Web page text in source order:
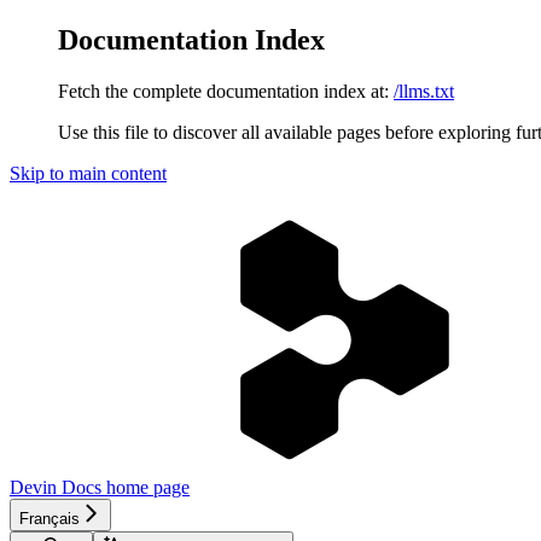
Documentation Index
Fetch the complete documentation index at: /llms.txt
Use this file to discover all available pages before exploring
Skip to main content
Devin Docs home page
Français